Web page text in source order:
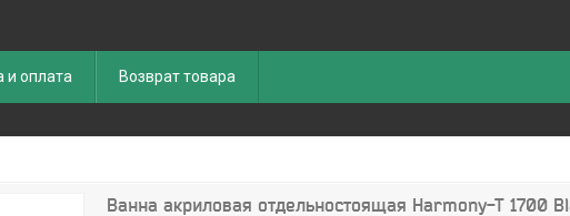
и оплата Возврат товара
Ванна акриловая отдельностоящая Harmony-T 1700